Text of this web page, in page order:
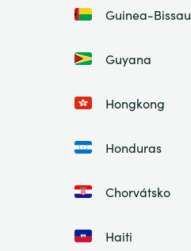
Guinea-Bissau
Guyana
Hongkong
Honduras
Chorvátsko
Haiti